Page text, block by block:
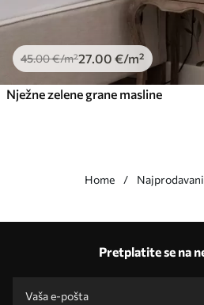
45.00€/m²27.00 €/m²
Nježne zelene grane masline
Home
Izrada prema individualnim dimenzijama
Promotivni kodovi s popustima za narudžbu!
Pretplatite se na